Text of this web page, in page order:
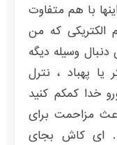
با هم متفاوت
که من
دنبال وسیله دیگه
یا پهباد ، نترل
خدا کمکم کنید
مزاحمت برای
. ای کاش بجای